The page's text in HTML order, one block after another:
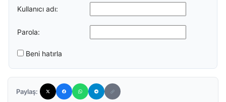
Kullanıcı adı:
Parola:
Beni hatırla
Paylaş: